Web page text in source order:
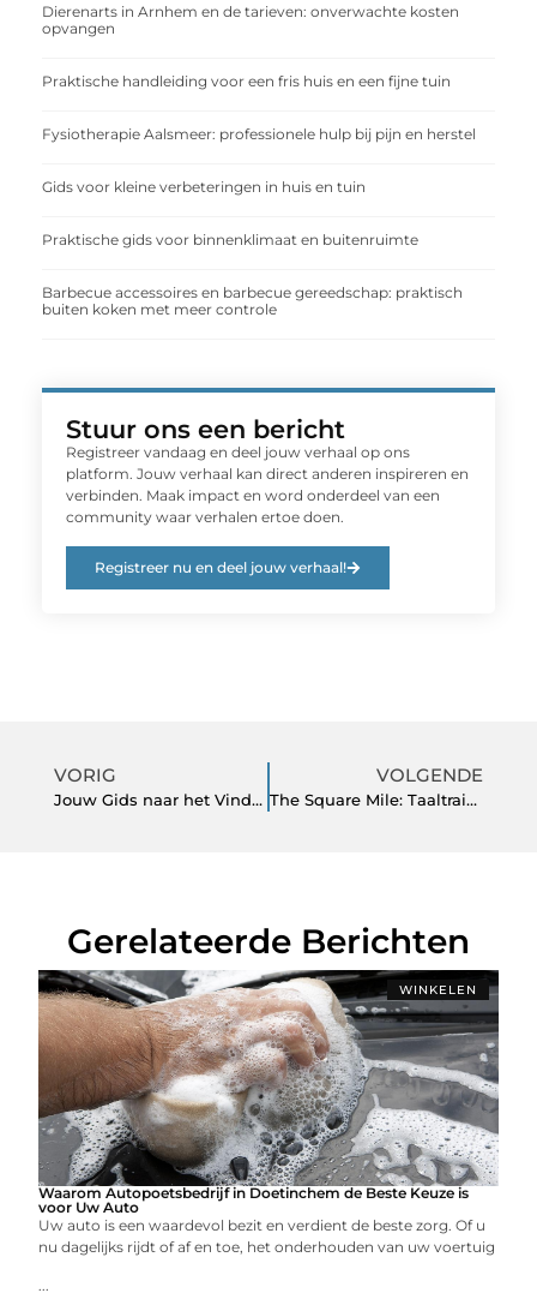
Dierenarts in Arnhem en de tarieven: onverwachte kosten
opvangen
Praktische handleiding voor een fris huis en een fijne tuin
Fysiotherapie Aalsmeer: professionele hulp bij pijn en herstel
Gids voor kleine verbeteringen in huis en tuin
Praktische gids voor binnenklimaat en buitenruimte
Barbecue accessoires en barbecue gereedschap: praktisch
buiten koken met meer controle
Stuur ons een bericht
Registreer vandaag en deel jouw verhaal op ons
platform. Jouw verhaal kan direct anderen inspireren en
verbinden. Maak impact en word onderdeel van een
community waar verhalen ertoe doen.
Registreer nu en deel jouw verhaal!
VORIG
Jouw Gids naar het Vinden van de Perfecte Makelaar in Delft
VOLGENDE
The Square Mile: Taaltrainingen die werken
Gerelateerde Berichten
WINKELEN
Waarom Autopoetsbedrijf in Doetinchem de Beste Keuze is
voor Uw Auto
Uw auto is een waardevol bezit en verdient de beste zorg. Of u
nu dagelijks rijdt of af en toe, het onderhouden van uw voertuig
...